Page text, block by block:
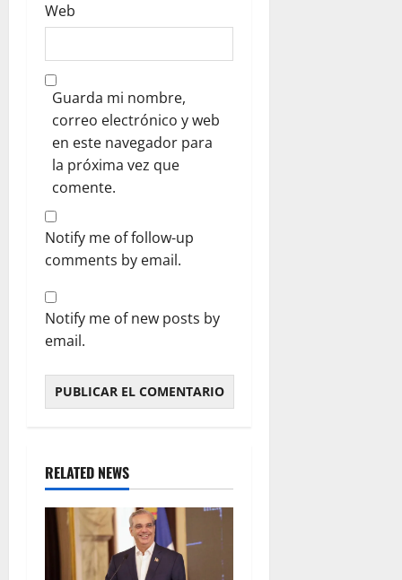
Web
Guarda mi nombre,
correo electrónico y web
en este navegador para
la próxima vez que
comente.
Notify me of follow-up
comments by email.
Notify me of new posts by
email.
RELATED NEWS